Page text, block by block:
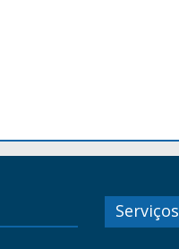
Serviços